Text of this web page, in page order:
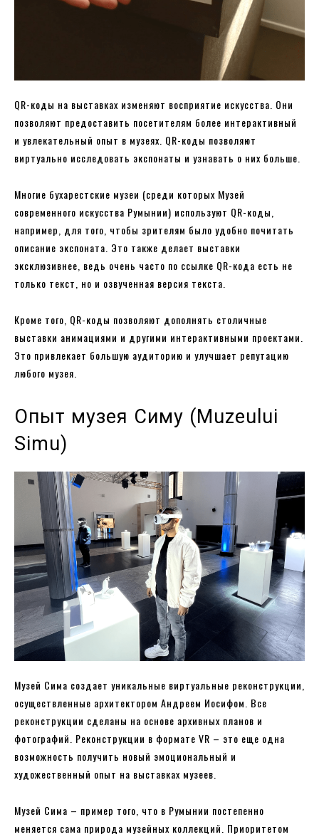
QR-коды на выставках изменяют восприятие искусства. Они
позволяют предоставить посетителям более интерактивный
и увлекательный опыт в музеях. QR-коды позволяют
виртуально исследовать экспонаты и узнавать о них больше.
Многие бухарестские музеи (среди которых Музей
современного искусства Румынии) используют QR-коды,
например, для того, чтобы зрителям было удобно почитать
описание экспоната. Это также делает выставки
эксклюзивнее, ведь очень часто по ссылке QR-кода есть не
только текст, но и озвученная версия текста.
Кроме того, QR-коды позволяют дополнять столичные
выставки анимациями и другими интерактивными проектами.
Это привлекает большую аудиторию и улучшает репутацию
любого музея.
Опыт музея Симу (Muzeului
Simu)
Музей Сима создает уникальные виртуальные реконструкции,
осуществленные архитектором Андреем Иосифом. Все
реконструкции сделаны на основе архивных планов и
фотографий. Реконструкции в формате VR – это еще одна
возможность получить новый эмоциональный и
художественный опыт на выставках музеев.
Музей Сима – пример того, что в Румынии постепенно
меняется сама природа музейных коллекций. Приоритетом